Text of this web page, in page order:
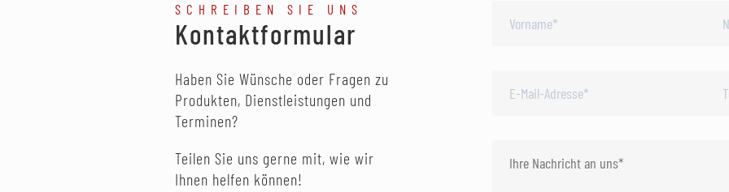
SCHREIBEN SIE UNS
Kontaktformular
Haben Sie Wünsche oder Fragen zu
Produkten, Dienstleistungen und
Terminen?
Teilen Sie uns gerne mit, wie wir
Ihnen helfen können!